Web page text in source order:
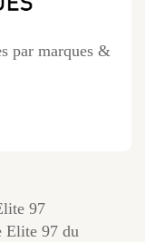
par marques &
97
Elite 97 du